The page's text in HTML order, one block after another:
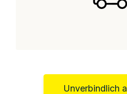
Unverbindlich